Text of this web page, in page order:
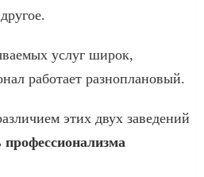
услуг широк,
работает разноплановый.
этих двух заведений
профессионализма